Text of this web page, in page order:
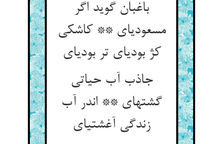
باغبان گوید اگر
مسعودی‏ای ** کاشکی
کژ بودی‏ای تر بودی‏ای‏
جاذب آب حیاتی
گشته‏ای ** اندر آب
زندگی آغشتی‏ای‏